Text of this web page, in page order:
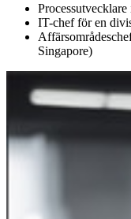
IT-chef för en
Singapore)